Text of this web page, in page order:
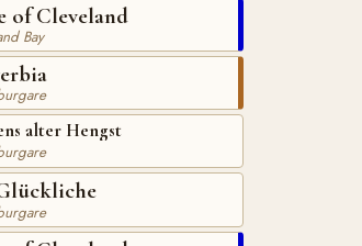
of Cleveland
Bay
alter Hengst